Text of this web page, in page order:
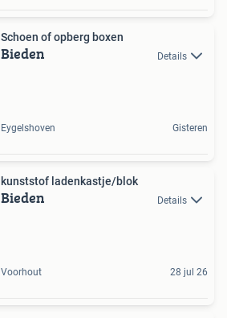
Schoen of opberg boxen
Bieden Details
Eygelshoven Gisteren
kunststof ladenkastje/blok
Bieden Details
Voorhout 28 jul 26